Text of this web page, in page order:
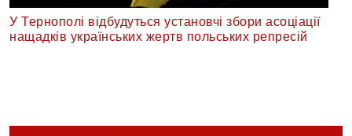
У Тернополі відбудуться установчі збори асоціації
нащадків українських жертв польських репресій